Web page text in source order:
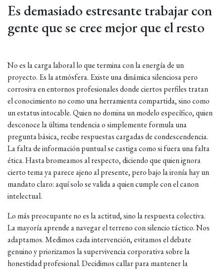
Es demasiado estresante trabajar con
gente que se cree mejor que el resto
No es la carga laboral lo que termina con la energía de un
proyecto. Es la atmósfera. Existe una dinámica silenciosa pero
corrosiva en entornos profesionales donde ciertos perfiles tratan
el conocimiento no como una herramienta compartida, sino como
un estatus intocable. Quien no domina un modelo específico, quien
desconoce la última tendencia o simplemente formula una
pregunta básica, recibe respuestas cargadas de condescendencia.
La falta de información puntual se castiga como si fuera una falta
ética. Hasta bromeamos al respecto, diciendo que quien ignora
cierto tema ya parece ajeno al presente, pero bajo la ironía hay un
mandato claro: aquí solo se valida a quien cumple con el canon
intelectual.
Lo más preocupante no es la actitud, sino la respuesta colectiva.
La mayoría aprende a navegar el terreno con silencio táctico. Nos
adaptamos. Medimos cada intervención, evitamos el debate
genuino y priorizamos la supervivencia corporativa sobre la
honestidad profesional. Decidimos callar para mantener la